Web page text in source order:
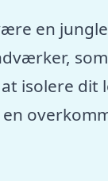
en
isolere dit